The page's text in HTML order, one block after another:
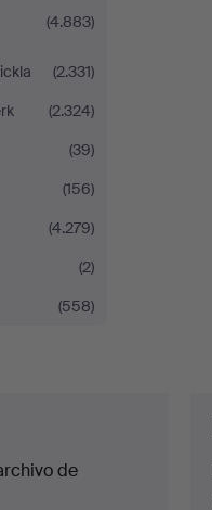
(4.883)
(2.331)
(2.324)
(39)
(156)
(4.279)
(2)
(558)
de